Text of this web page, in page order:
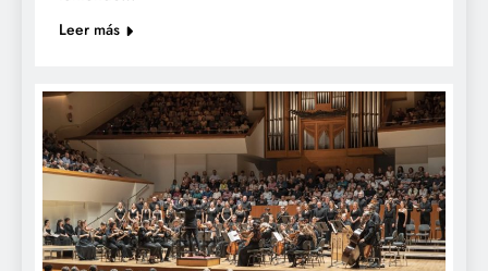
Leer más